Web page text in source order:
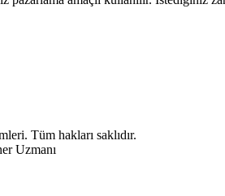
. Tüm hakları saklıdır.
Uzmanı